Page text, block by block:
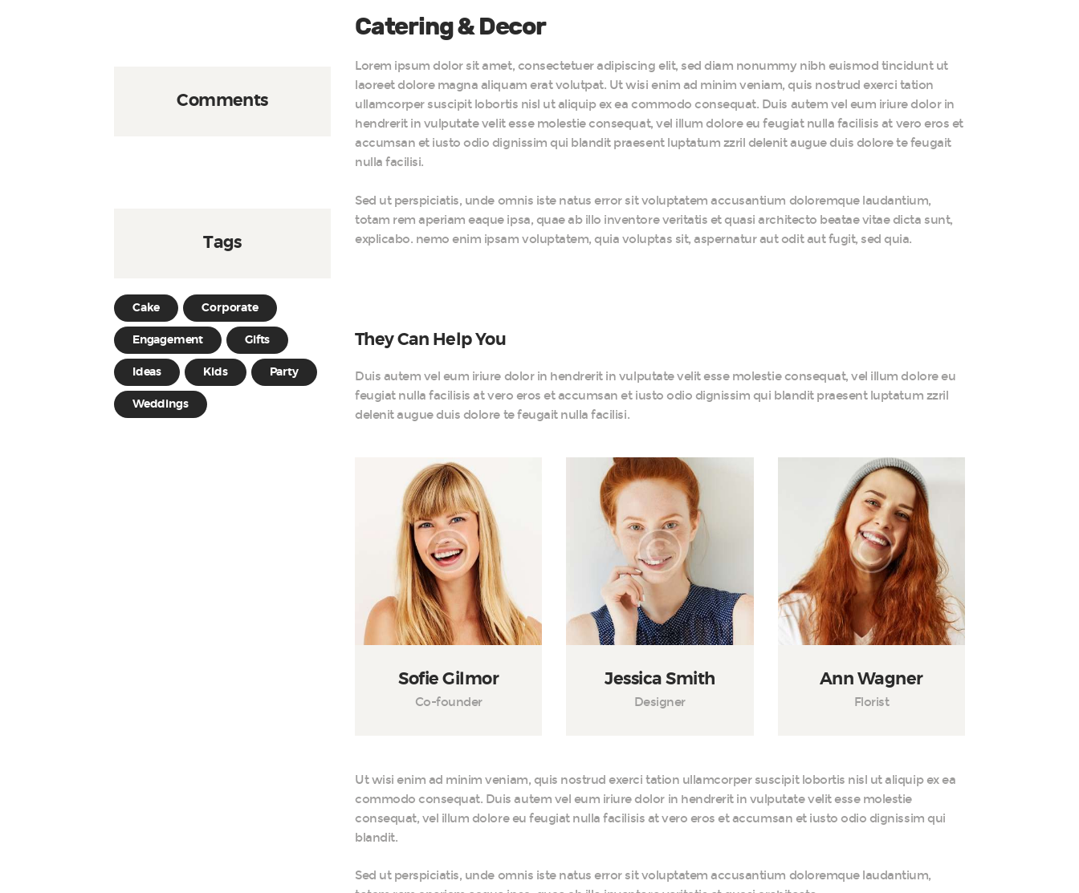
Catering & Decor
Lorem ipsum dolor sit amet, consectetuer adipiscing elit, sed diam nonummy nibh euismod tincidunt ut
laoreet dolore magna aliquam erat volutpat. Ut wisi enim ad minim veniam, quis nostrud exerci tation
ullamcorper suscipit lobortis nisl ut aliquip ex ea commodo consequat. Duis autem vel eum iriure dolor in
hendrerit in vulputate velit esse molestie consequat, vel illum dolore eu feugiat nulla facilisis at vero eros et
accumsan et iusto odio dignissim qui blandit praesent luptatum zzril delenit augue duis dolore te feugait
nulla facilisi.
Sed ut perspiciatis, unde omnis iste natus error sit voluptatem accusantium doloremque laudantium,
totam rem aperiam eaque ipsa, quae ab illo inventore veritatis et quasi architecto beatae vitae dicta sunt,
explicabo. nemo enim ipsam voluptatem, quia voluptas sit, aspernatur aut odit aut fugit, sed quia.
They Can Help You
Duis autem vel eum iriure dolor in hendrerit in vulputate velit esse molestie consequat, vel illum dolore eu
feugiat nulla facilisis at vero eros et accumsan et iusto odio dignissim qui blandit praesent luptatum zzril
delenit augue duis dolore te feugait nulla facilisi.
Sofie Gilmor
Co-founder
Jessica Smith
Designer
Ann Wagner
Florist
Ut wisi enim ad minim veniam, quis nostrud exerci tation ullamcorper suscipit lobortis nisl ut aliquip ex ea
commodo consequat. Duis autem vel eum iriure dolor in hendrerit in vulputate velit esse molestie
consequat, vel illum dolore eu feugiat nulla facilisis at vero eros et accumsan et iusto odio dignissim qui
blandit.
Sed ut perspiciatis, unde omnis iste natus error sit voluptatem accusantium doloremque laudantium,
Comments
Tags
Cake Corporate
Engagement Gifts
Ideas Kids Party
Weddings